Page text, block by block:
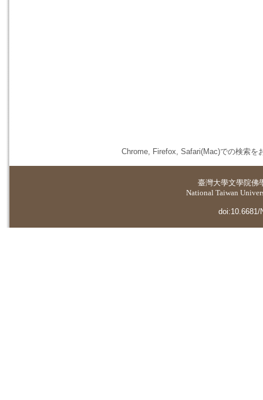
Chrome, Firefox, Safari(Mac)での検索を
臺灣大學文學院佛
National Taiwan
doi:10.6681/